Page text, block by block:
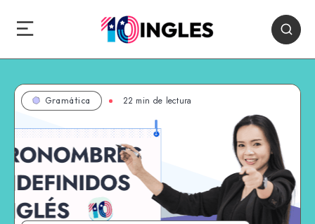
Gramática 22 min de lectura